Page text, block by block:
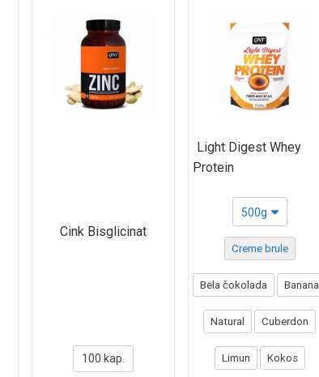
Cink Bisglicinat
100 kap.
Light Digest Whey
Protein
500g
Creme brule
Bela čokolada Banana
Natural Cuberdon
Limun Kokos